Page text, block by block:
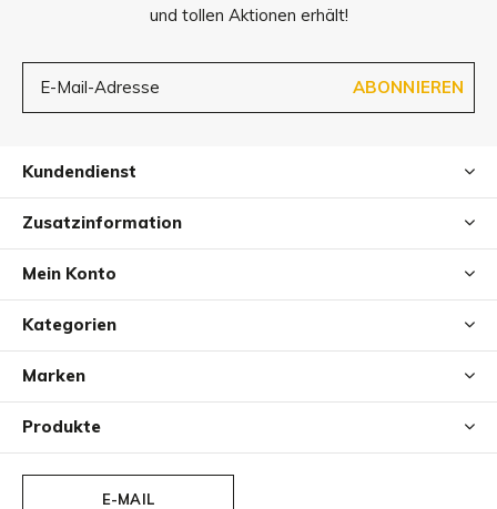
und tollen Aktionen erhält!
ABONNIEREN
Kundendienst
Zusatzinformation
Mein Konto
Kategorien
Marken
Produkte
E-MAIL